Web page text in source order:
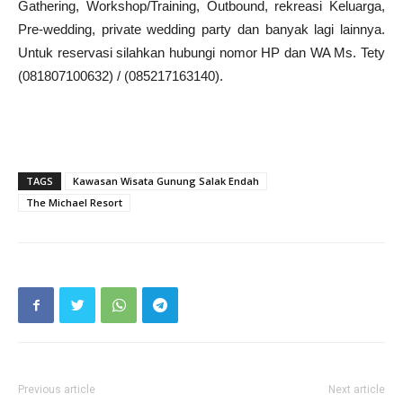
Gathering, Workshop/Training, Outbound, rekreasi Keluarga,
Pre-wedding, private wedding party dan banyak lagi lainnya.
Untuk reservasi silahkan hubungi nomor HP dan WA Ms. Tety
(081807100632) / (085217163140).
TAGS
Kawasan Wisata Gunung Salak Endah
The Michael Resort
Previous article Next article